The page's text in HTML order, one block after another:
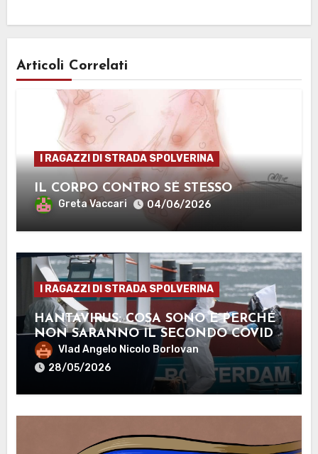
Articoli Correlati
I RAGAZZI DI STRADA SPOLVERINA
IL CORPO CONTRO SÉ STESSO
Greta Vaccari 04/06/2026
I RAGAZZI DI STRADA SPOLVERINA
HANTAVIRUS: COSA SONO E PERCHÉ
NON SARANNO IL SECONDO COVID-
19
Vlad Angelo Nicolo Borlovan
28/05/2026